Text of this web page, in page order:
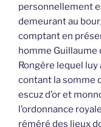
personnellement
demeurant au
comptant en
homme Guillaume
Rongère lequel
contant la somme
escuz d’or et
l’ordonnance
réméré des lieux